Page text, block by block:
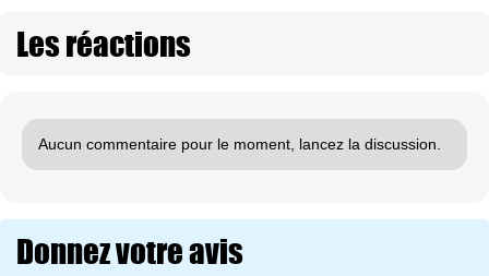
Les réactions
Aucun commentaire pour le moment, lancez la discussion.
Donnez votre avis